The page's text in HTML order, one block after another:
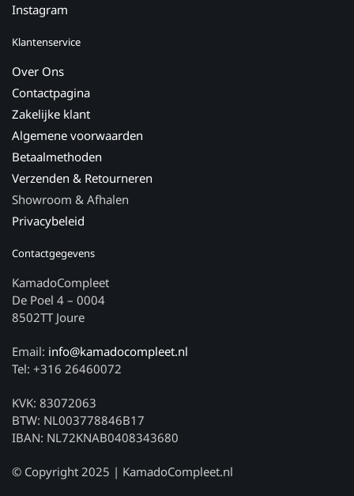
Instagram
Klantenservice
Over Ons
Contactpagina
Zakelijke klant
Algemene voorwaarden
Betaalmethoden
Verzenden & Retourneren
Showroom & Afhalen
Privacybeleid
Contactgegevens
KamadoCompleet
De Poel 4 – 0004
8502TT Joure
Email: info@kamadocompleet.nl
Tel: +316 26460072
KVK: 83072063
BTW: NL003778846B17
IBAN: NL72KNAB0408343680
© Copyright 2025 | KamadoCompleet.nl